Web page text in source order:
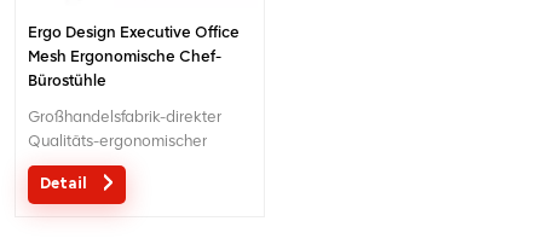
Ergo Design Executive Office
Mesh Ergonomische Chef-
Bürostühle
Großhandelsfabrik-direkter
Qualitäts-ergonomischer
Entwurfsbüro-Ineinander
greifenstuhl MOQ ist EIN Stück,
Detail